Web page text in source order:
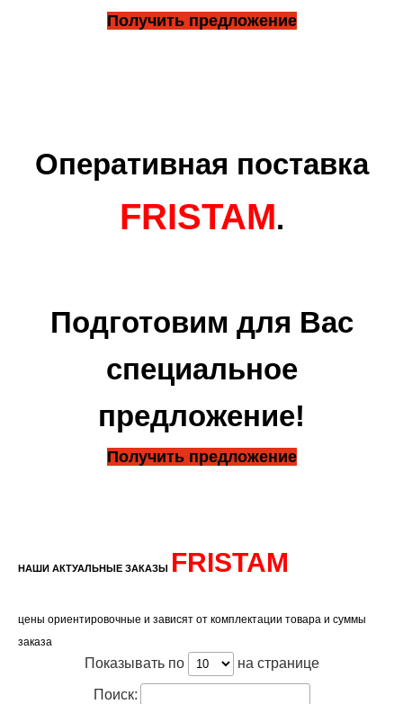
Получить предложение
Оперативная поставка
FRISTAM.
Подготовим для Вас
специальное
предложение!
Получить предложение
НАШИ АКТУАЛЬНЫЕ ЗАКАЗЫ FRISTAM
цены ориентировочные и зависят от комплектации товара и суммы
заказа
Показывать по на странице
Поиск: